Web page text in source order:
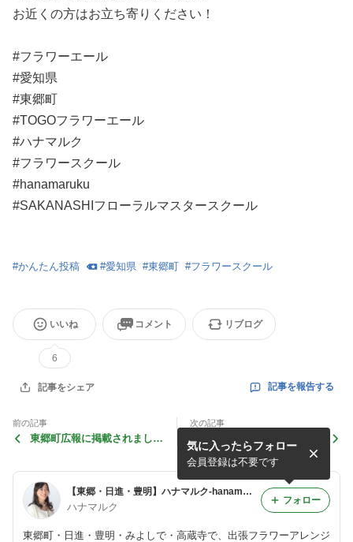
お近くの方はお立ち寄りください！
#フラワーエール
#愛知県
#東郷町
#TOGOフラワーエール
#ハナマルク
#フラワースクール
#hanamaruku
#SAKANASHIフローラルマスタースクール
#かんたん投稿 #愛知県 #東郷町 #フラワースクール
いいね
6
コメント リブログ
記事をシェア 記事を報告する
前の記事
東郷町広報に掲載されまし
次の記事
新型コロナ感染拡大による休
校のお知らせ
【東郷・日進・豊明】ハナマルク-hanamaruku-～フラワーアレンジメント教室＆プリザーブドフラワーレッスン～
ハナマルク
東郷町・日進・豊明・みよしで・高蔵寺で、出張フラワーアレンジ
気に入ったらフォロー
会員登録は不要です
フォロー